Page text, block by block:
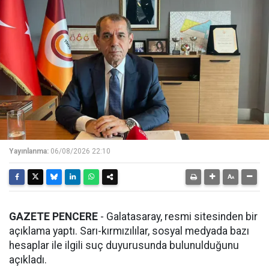
Yayınlanma: 06/08/2026 22:10
GAZETE PENCERE - Galatasaray, resmi sitesinden bir
açıklama yaptı. Sarı-kırmızılılar, sosyal medyada bazı
hesaplar ile ilgili suç duyurusunda bulunulduğunu
açıkladı.